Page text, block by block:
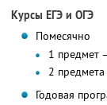
Курсы ЕГЭ и ОГЭ
Помесячно
1 предмет
2
Годовая